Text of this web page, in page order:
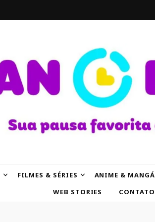
FILMES & SÉRIES ANIME & MANGÁ
WEB STORIES
CONTATO